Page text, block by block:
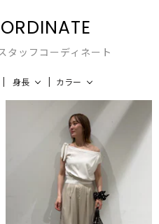
タッフコーディネート
身長 カラー